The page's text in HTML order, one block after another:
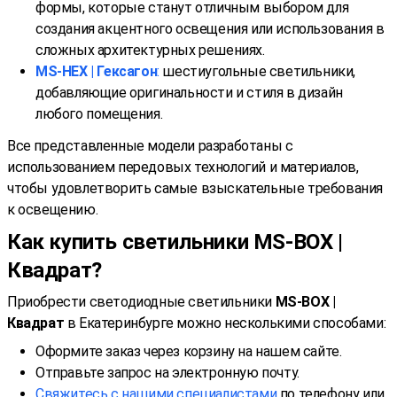
формы, которые станут отличным выбором для
создания акцентного освещения или использования в
сложных архитектурных решениях.
MS-HEX | Гексагон: шестиугольные светильники,
добавляющие оригинальности и стиля в дизайн
любого помещения.
Все представленные модели разработаны с
использованием передовых технологий и материалов,
чтобы удовлетворить самые взыскательные требования
к освещению.
Как купить светильники MS-BOX |
Квадрат?
Приобрести светодиодные светильники MS-BOX |
Квадрат в Екатеринбурге можно несколькими способами:
Оформите заказ через корзину на нашем сайте.
Отправьте запрос на электронную почту.